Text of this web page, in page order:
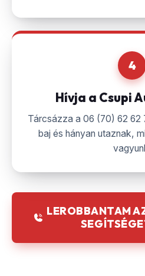
4
Hívja a Csupi
Tárcsázza a 06 (70) 62 62
baj és hányan utaznak,
LEROBBANTAM